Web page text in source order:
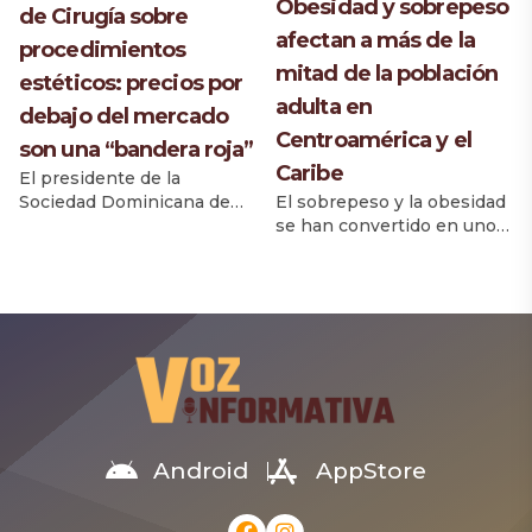
centros especializados son
determinantes para
preservar la función […]
científico creó un
componente clave de la
vacuna, un antígeno
diseñado […]
de Cirugía sobre
procedimientos
estéticos: precios por
debajo del mercado
son una “bandera roja”
El presidente de la
Sociedad Dominicana de
establecimientos que
ofrecen procedimientos
estéticos a precios muy
habituales, al considerar
representar un riesgo para
Obesidad y sobrepeso
afectan a más de la
mitad de la población
adulta en
Centroamérica y el
Caribe
El sobrepeso y la obesidad
se han convertido en uno
Dominicana, donde más de
aumento del riesgo de
como diabetes,
hipertensión y problemas
cardiovasculares. En los
Android AppStore